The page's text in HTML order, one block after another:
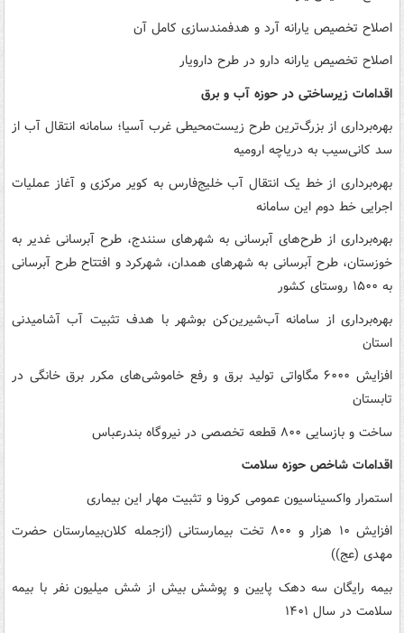
اصلاح تخصیص یارانه آرد و هدفمندسازی کامل آن
اصلاح تخصیص یارانه دارو در طرح دارویار
اقدامات زیرساختی در حوزه آب و برق
بهره‌برداری از بزرگ‌ترین طرح زیست‌محیطی غرب آسیا؛ سامانه انتقال آب از
سد کانی‌سیب به دریاچه ارومیه
بهره‌برداری از خط یک انتقال آب خلیج‌فارس به کویر مرکزی و آغاز عملیات
اجرایی خط دوم این سامانه
بهره‌برداری از طرح‌های آبرسانی به شهرهای سنندج، طرح آبرسانی غدیر به
خوزستان، طرح آبرسانی به شهرهای همدان، شهرکرد و افتتاح طرح آبرسانی
به ۱۵۰۰ روستای کشور
بهره‌برداری از سامانه آب‌شیرین‌کن بوشهر با هدف تثبیت آب آشامیدنی
استان
افزایش ۶۰۰۰ مگاواتی تولید برق و رفع خاموشی‌های مکرر برق خانگی در
تابستان
ساخت و بازسایی ۸۰۰ قطعه تخصصی در نیروگاه بندرعباس
اقدامات شاخص حوزه سلامت
استمرار واکسیناسیون عمومی کرونا و تثبیت مهار این بیماری
افزایش ۱۰ هزار و ۸۰۰ تخت بیمارستانی (‌ازجمله کلان‌بیمارستان حضرت
مهدی (عج))
بیمه رایگان سه دهک پایین و پوشش بیش از شش میلیون نفر با بیمه
سلامت در سال ۱۴۰۱